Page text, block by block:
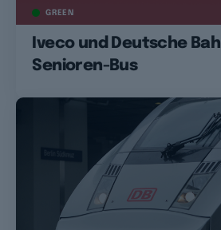
GREEN
Iveco und Deutsche
Senioren-Bus